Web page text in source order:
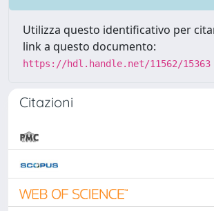
Utilizza questo identificativo per
link a questo documento:
https://hdl.handle.net/11562/15363
Citazioni